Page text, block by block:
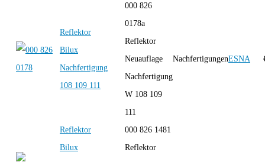
Reflektor
Bilux
Nachfertigung
108 109 111
000 826
0178a
Reflektor
Neuauflage
Nachfertigung
W 108 109
111
NachfertigungenESNA
Reflektor
Bilux
000 826 1481
Reflektor